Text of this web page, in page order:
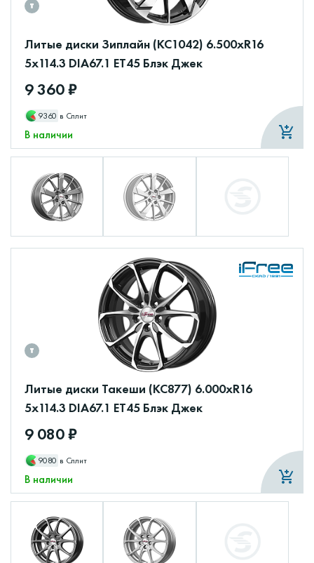
Литые диски Зиплайн (КС1042) 6.500xR16
5x114.3 DIA67.1 ET45 Блэк Джек
9 360 ₽
9360 в Сплит
В наличии
Литые диски Такеши (КС877) 6.000xR16
5x114.3 DIA67.1 ET45 Блэк Джек
9 080 ₽
9080 в Сплит
В наличии